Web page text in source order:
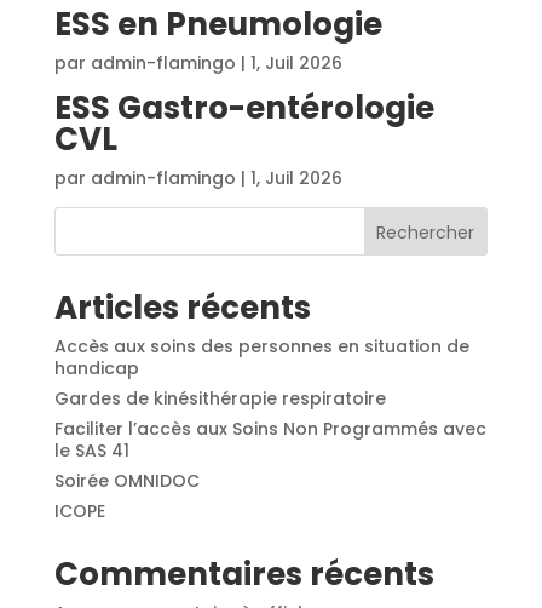
ESS en Pneumologie
par admin-flamingo | 1, Juil 2026
ESS Gastro-entérologie
CVL
par admin-flamingo | 1, Juil 2026
Rechercher
Articles récents
Accès aux soins des personnes en situation de
handicap
Gardes de kinésithérapie respiratoire
Faciliter l’accès aux Soins Non Programmés avec
le SAS 41
Soirée OMNIDOC
ICOPE
Commentaires récents